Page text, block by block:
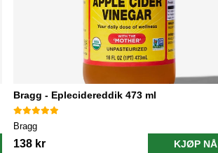
Bragg - Eplecidereddik 473 ml
Bragg
138 kr KJØP NÅ